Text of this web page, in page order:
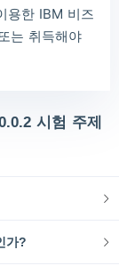
용한 IBM 비즈
는 취득해야
시험 주제
가?